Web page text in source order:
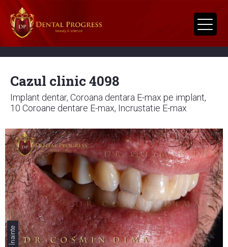
Cazul clinic 4098
Implant dentar, Coroana dentara E-max pe implant,
10 Coroane dentare E-max, Incrustatie E-max
Înainte